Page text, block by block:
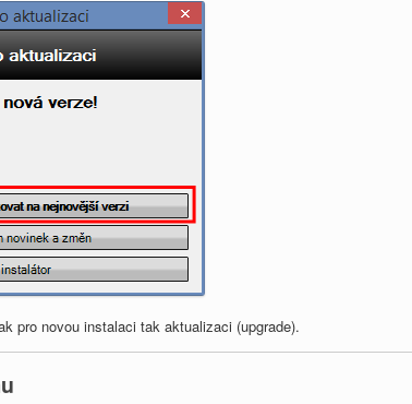
pro novou instalaci tak aktualizaci (upgrade).